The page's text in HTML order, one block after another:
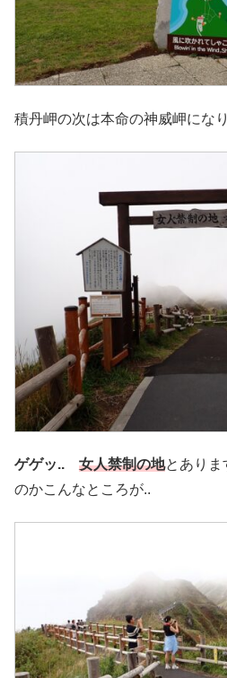
積丹岬の次は本命の神威岬になり
ゲゲッ.. 女人禁制の地とありま
のかこんなところが..